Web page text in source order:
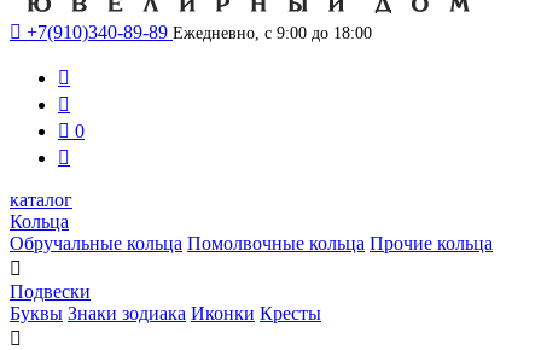
 +7(910)340-89-89 Ежедневно, с 9:00 до 18:00


 0

каталог
Кольца
Обручальные кольца Помолвочные кольца Прочие кольца

Подвески
Буквы Знаки зодиака Иконки Кресты
